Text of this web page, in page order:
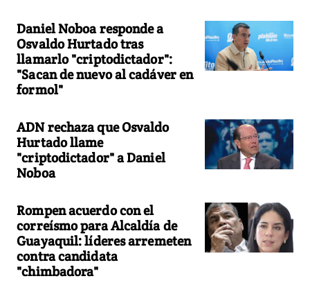
Daniel Noboa responde a
Osvaldo Hurtado tras
llamarlo "criptodictador":
"Sacan de nuevo al cadáver en
formol"
ADN rechaza que Osvaldo
Hurtado llame
"criptodictador" a Daniel
Noboa
Rompen acuerdo con el
correísmo para Alcaldía de
Guayaquil: líderes arremeten
contra candidata
"chimbadora"